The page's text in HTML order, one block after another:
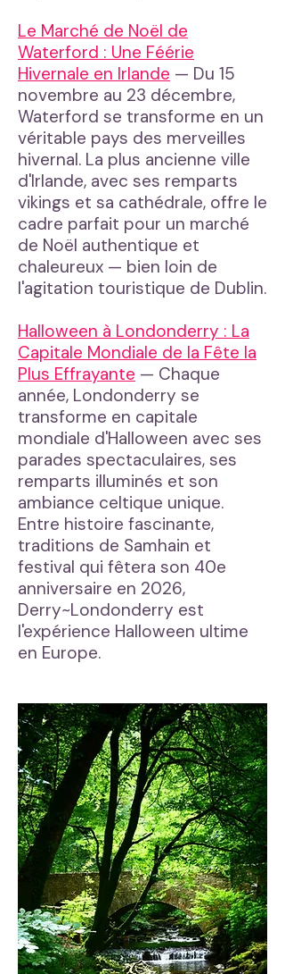
Le Marché de Noël de
Waterford : Une Féérie
Hivernale en Irlande — Du 15
novembre au 23 décembre,
Waterford se transforme en un
véritable pays des merveilles
hivernal. La plus ancienne ville
d'Irlande, avec ses remparts
vikings et sa cathédrale, offre le
cadre parfait pour un marché
de Noël authentique et
chaleureux — bien loin de
l'agitation touristique de Dublin.
Halloween à Londonderry : La
Capitale Mondiale de la Fête la
Plus Effrayante — Chaque
année, Londonderry se
transforme en capitale
mondiale d'Halloween avec ses
parades spectaculaires, ses
remparts illuminés et son
ambiance celtique unique.
Entre histoire fascinante,
traditions de Samhain et
festival qui fêtera son 40e
anniversaire en 2026,
Derry~Londonderry est
l'expérience Halloween ultime
en Europe.